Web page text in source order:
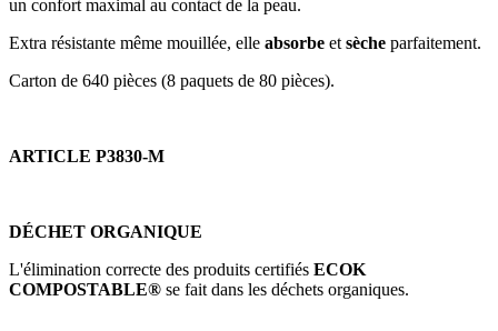
un confort maximal au contact de la peau.
Extra résistante même mouillée, elle absorbe et sèche parfaitement.
Carton de 640 pièces (8 paquets de 80 pièces).
ARTICLE P3830-M
DÉCHET ORGANIQUE
L'élimination correcte des produits certifiés ECOK
COMPOSTABLE® se fait dans les déchets organiques.